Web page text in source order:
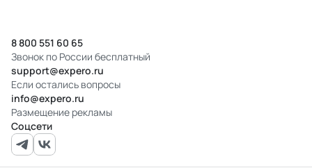
8 800 551 60 65
Звонок по России бесплатный
support@expero.ru
Если остались вопросы
info@expero.ru
Размещение рекламы
Соцсети